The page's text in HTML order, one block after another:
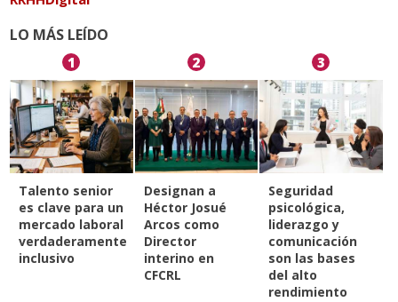
LO MÁS LEÍDO
1
Talento senior
es clave para un
mercado laboral
verdaderamente
inclusivo
2
Designan a
Héctor Josué
Arcos como
Director
interino en
CFCRL
3
Seguridad
psicológica,
liderazgo y
comunicación
son las bases
del alto
rendimiento